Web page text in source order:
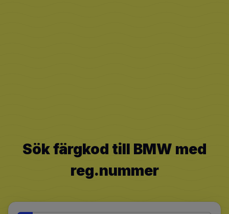
Sök färgkod till BMW med
reg.nummer